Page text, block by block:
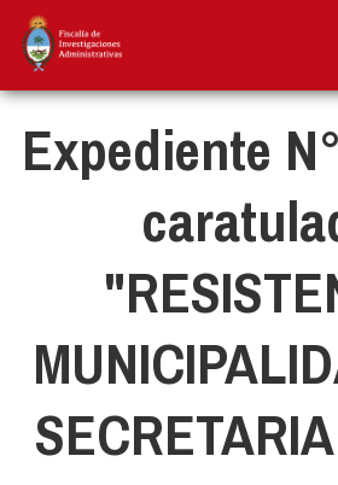
Pasar
contenido
Expediente